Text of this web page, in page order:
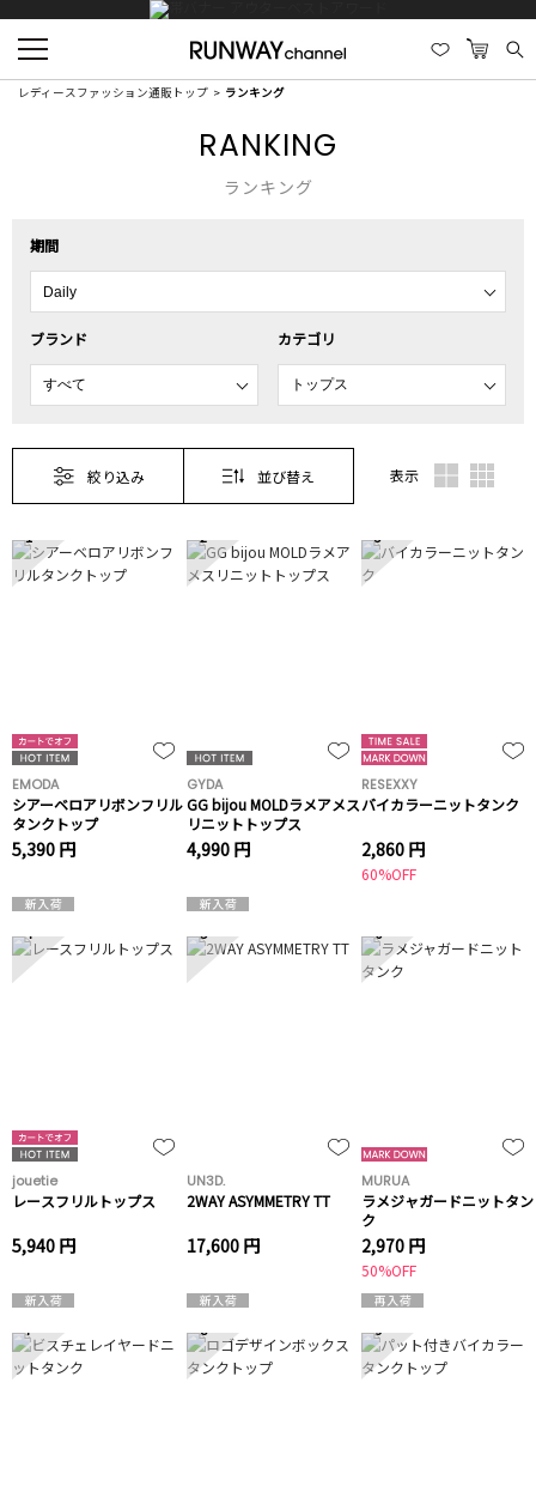
レディースファッション通販トップ ランキング
RANKING
ランキング
期間
ブランド カテゴリ
絞り込み 並び替え 表示
1
EMODA
シアーベロアリボンフリル
タンクトップ
5,390 円
2
GYDA
GG bijou MOLDラメアメス
リニットトップス
4,990 円
3
RESEXXY
バイカラーニットタンク
2,860 円
60%OFF
4
jouetie
レースフリルトップス
5,940 円
5
UN3D.
2WAY ASYMMETRY TT
17,600 円
6
MURUA
ラメジャガードニットタン
ク
2,970 円
50%OFF
7 8 9